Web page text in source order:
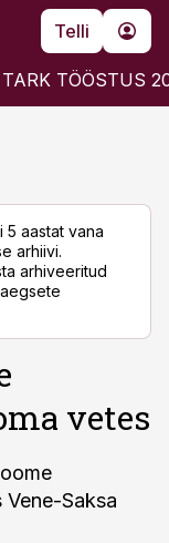
Telli
TARK TÖÖSTUS
5 aastat vana
arhiivi.
arhiveeritud
vetes
Saksa